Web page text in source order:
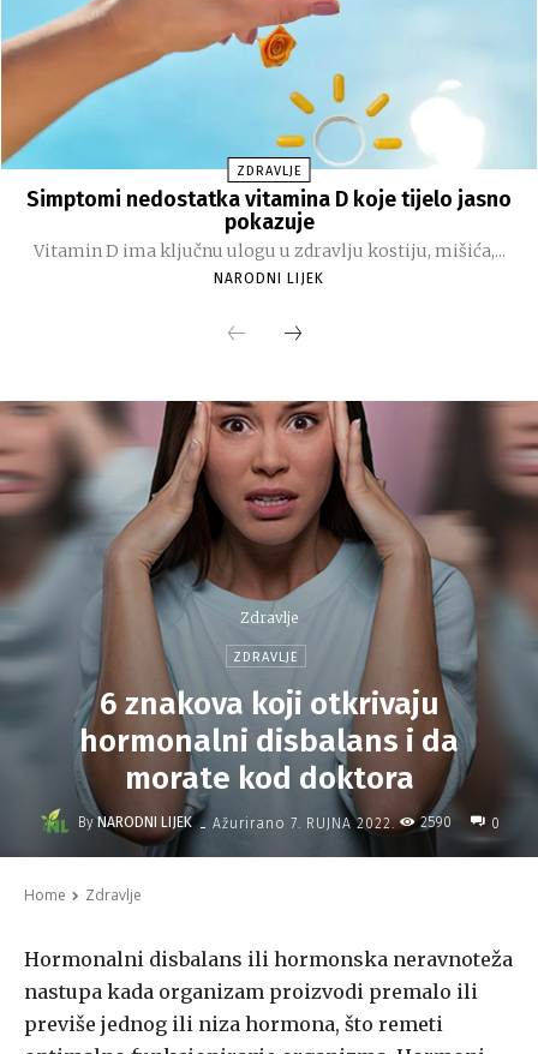
ZDRAVLJE
Simptomi nedostatka vitamina D koje tijelo jasno
pokazuje
Vitamin D ima ključnu ulogu u zdravlju kostiju, mišića,...
NARODNI LIJEK